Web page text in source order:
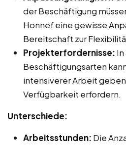
der Beschäftigung
Honnef eine gewisse
Bereitschaft zur
Projekterfordernisse: In
Beschäftigungsarten
intensiverer Arbeit
Verfügbarkeit erfordern.
Unterschiede:
Arbeitsstunden: Die